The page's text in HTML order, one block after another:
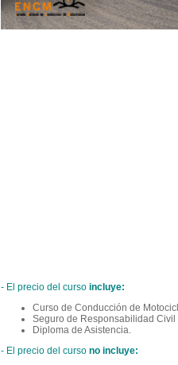
- El precio del curso incluye:
Curso de Conducción de
Seguro de Responsabilidad Civil
Diploma de Asistencia.
- El precio del curso no incluye: